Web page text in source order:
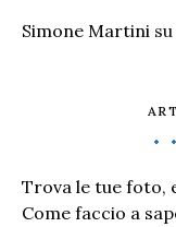
Simone Martini su
Trova le tue foto,
Come faccio a